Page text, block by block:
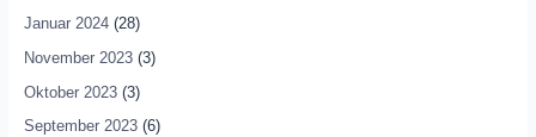
Januar 2024(28)
November 2023(3)
Oktober 2023(3)
September 2023(6)